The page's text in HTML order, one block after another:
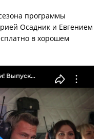
программы
Осадник и Евгением
в хорошем